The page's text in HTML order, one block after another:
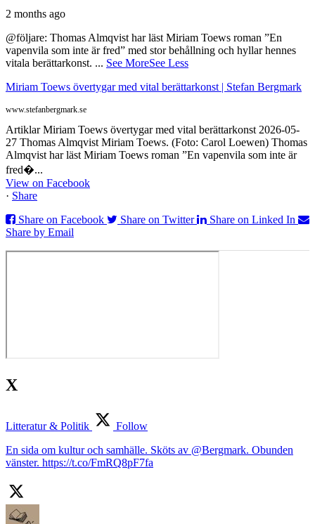
2 months ago
@följare: Thomas Almqvist har läst Miriam Toews roman ”En
vapenvila som inte är fred” med stor behållning och hyllar hennes
vitala berättarkonst. ... See MoreSee Less
Miriam Toews övertygar med vital berättarkonst | Stefan Bergmark
www.stefanbergmark.se
Artiklar Miriam Toews övertygar med vital berättarkonst 2026-05-
27 Thomas Almqvist Miriam Toews. (Foto: Carol Loewen) Thomas
Almqvist har läst Miriam Toews roman ”En vapenvila som inte är
fred�...
View on Facebook
· Share
Share on Facebook
Share on Twitter
Share on Linked In
Share by Email
X
Litteratur & Politik
Follow
En sida om kultur och samhälle. Sköts av @Bergmark. Obunden
vänster. https://t.co/FmRQ8pF7fa